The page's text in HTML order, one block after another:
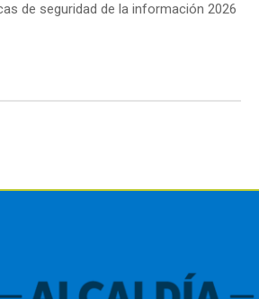
de seguridad de la información 2026